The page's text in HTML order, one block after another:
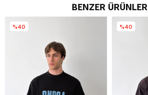
BENZER ÜRÜNLER
%40 %40